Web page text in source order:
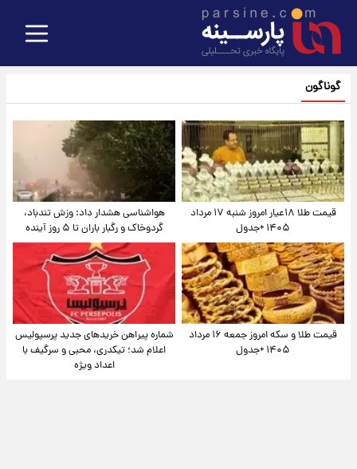
گوناگون
قیمت طلا ۱۸عیار امروز شنبه ۱۷ مرداد
۱۴۰۵ +جدول
هواشناسی هشدار داد: وزش تندباد،
گردوخاک و رگبار باران تا ۵ روز آینده
قیمت طلا و سکه امروز جمعه ۱۶ مرداد
۱۴۰۵ +جدول
شماره پیراهن خریدهای جدید پرسپولیس
اعلام شد؛ تیکدری، محبی و سرگیف با
اعداد ویژه